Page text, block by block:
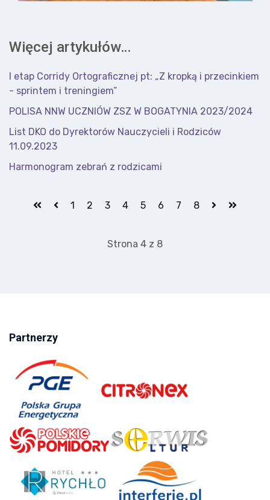
Więcej artykułów…
I etap Corridy Ortograficznej pt: „Z kropką i przecinkiem
- sprintem i treningiem”
POLISA NNW UCZNIÓW ZSZ W BOGATYNIA 2023/2024
List DKO do Dyrektorów Nauczycieli i Rodziców
11.09.2023
Harmonogram zebrań z rodzicami
1 2 3 4 5 6 7 8
Strona 4 z 8
Partnerzy